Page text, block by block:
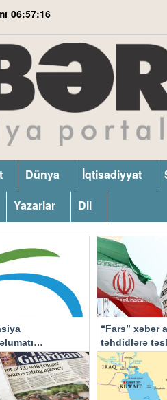
06:57:16
Dünya İqtisadiyyat
Yazarlar Dil
“Fars” xəbər
təhdidlərə